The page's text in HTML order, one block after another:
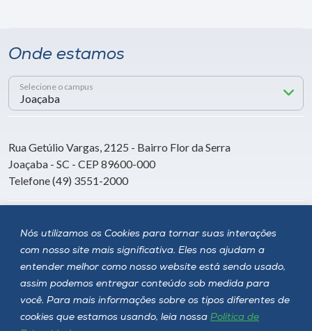
Nós utilizamos os Cookies para tornar suas interações
com nosso site mais significativa. Eles nos ajudam a
entender melhor como nosso website está sendo usado,
assim podemos entregar conteúdo sob medida para
você. Para mais informações sobre os tipos diferentes de
cookies que estamos usando, leia nossa Política de
Onde estamos
Selecione o campus
Rua Getúlio Vargas, 2125 - Bairro Flor da Serra
Joaçaba - SC - CEP 89600-000
Telefone (49) 3551-2000
Siga a Unoesc